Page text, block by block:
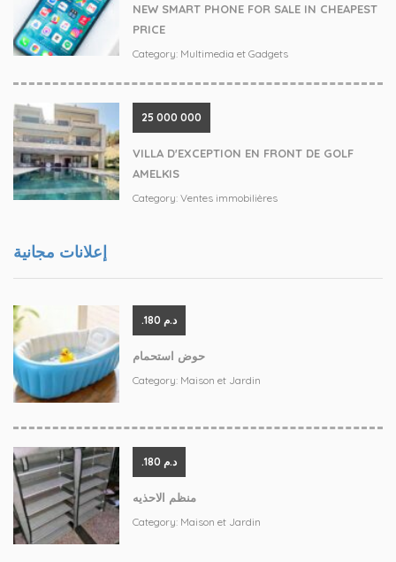
NEW SMART PHONE FOR SALE IN CHEAPEST
PRICE
Category: Multimedia et Gadgets
‪25 000 000
VILLA D'EXCEPTION EN FRONT DE GOLF
AMELKIS
Category: Ventes immobilières
إعلانات مجانية
.د.م 180
حوض استحمام
Category: Maison et Jardin
.د.م 180
منظم الاحذيه
Category: Maison et Jardin